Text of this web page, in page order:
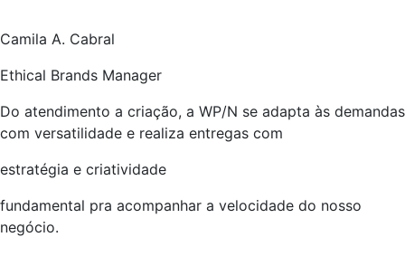
Camila A. Cabral
Ethical Brands Manager
Do atendimento a criação, a WP/N se adapta às demandas
com versatilidade e realiza entregas com
estratégia e criatividade
fundamental pra acompanhar a velocidade do nosso
negócio.